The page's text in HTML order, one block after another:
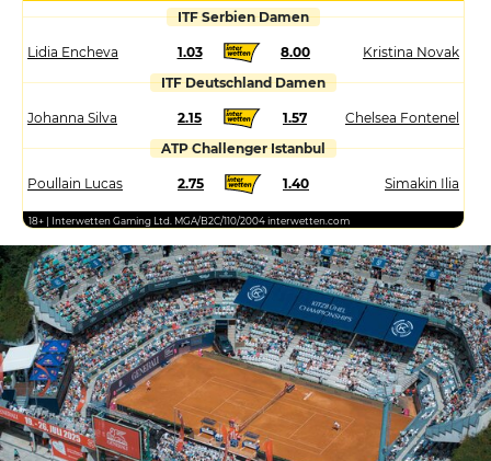
ITF Serbien Damen
Lidia Encheva 1.03 8.00
Kristina Novak
ITF Deutschland Damen
Johanna Silva 2.15 1.57
Chelsea Fontenel
ATP Challenger Istanbul
Poullain Lucas 2.75 1.40 Simakin Ilia
18+ | Interwetten Gaming Ltd. MGA/B2C/110/2004 interwetten.com